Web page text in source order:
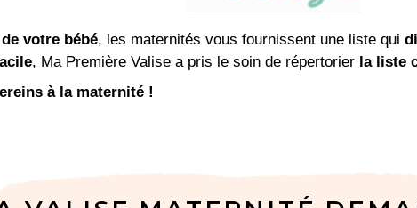
votre bébé, les maternités vous fournissent une liste qui
, Ma Première Valise a pris le soin de répertorier la liste
à la maternité !